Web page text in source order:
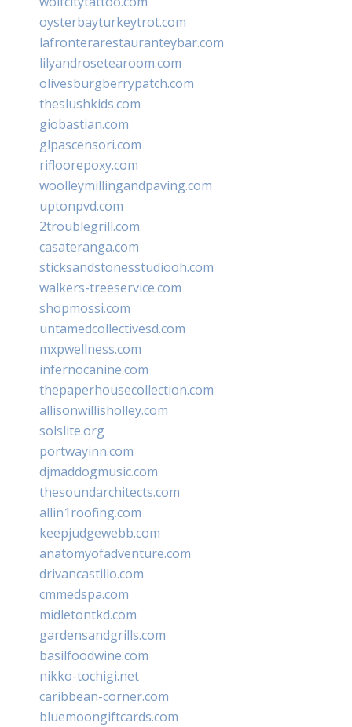
oysterbayturkeytrot.com
lafronterarestauranteybar.com
lilyandrosetearoom.com
olivesburgberrypatch.com
theslushkids.com
giobastian.com
glpascensori.com
rifloorepoxy.com
woolleymillingandpaving.com
uptonpvd.com
2troublegrill.com
casateranga.com
sticksandstonesstudiooh.com
walkers-treeservice.com
shopmossi.com
untamedcollectivesd.com
mxpwellness.com
infernocanine.com
thepaperhousecollection.com
allisonwillisholley.com
solslite.org
portwayinn.com
djmaddogmusic.com
thesoundarchitects.com
allin1roofing.com
keepjudgewebb.com
anatomyofadventure.com
drivancastillo.com
cmmedspa.com
midletontkd.com
gardensandgrills.com
basilfoodwine.com
nikko-tochigi.net
caribbean-corner.com
bluemoongiftcards.com